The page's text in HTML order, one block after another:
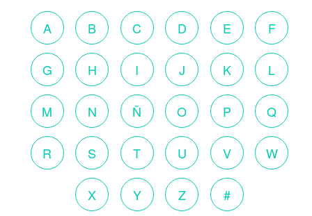
A B C D E F
G H I J K L
M N Ñ O P Q
R S T U V W
X Y Z #